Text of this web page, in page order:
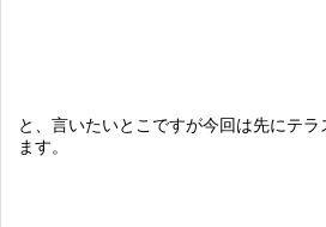
と、言いたいとこですが今回は先にテラ
ます。